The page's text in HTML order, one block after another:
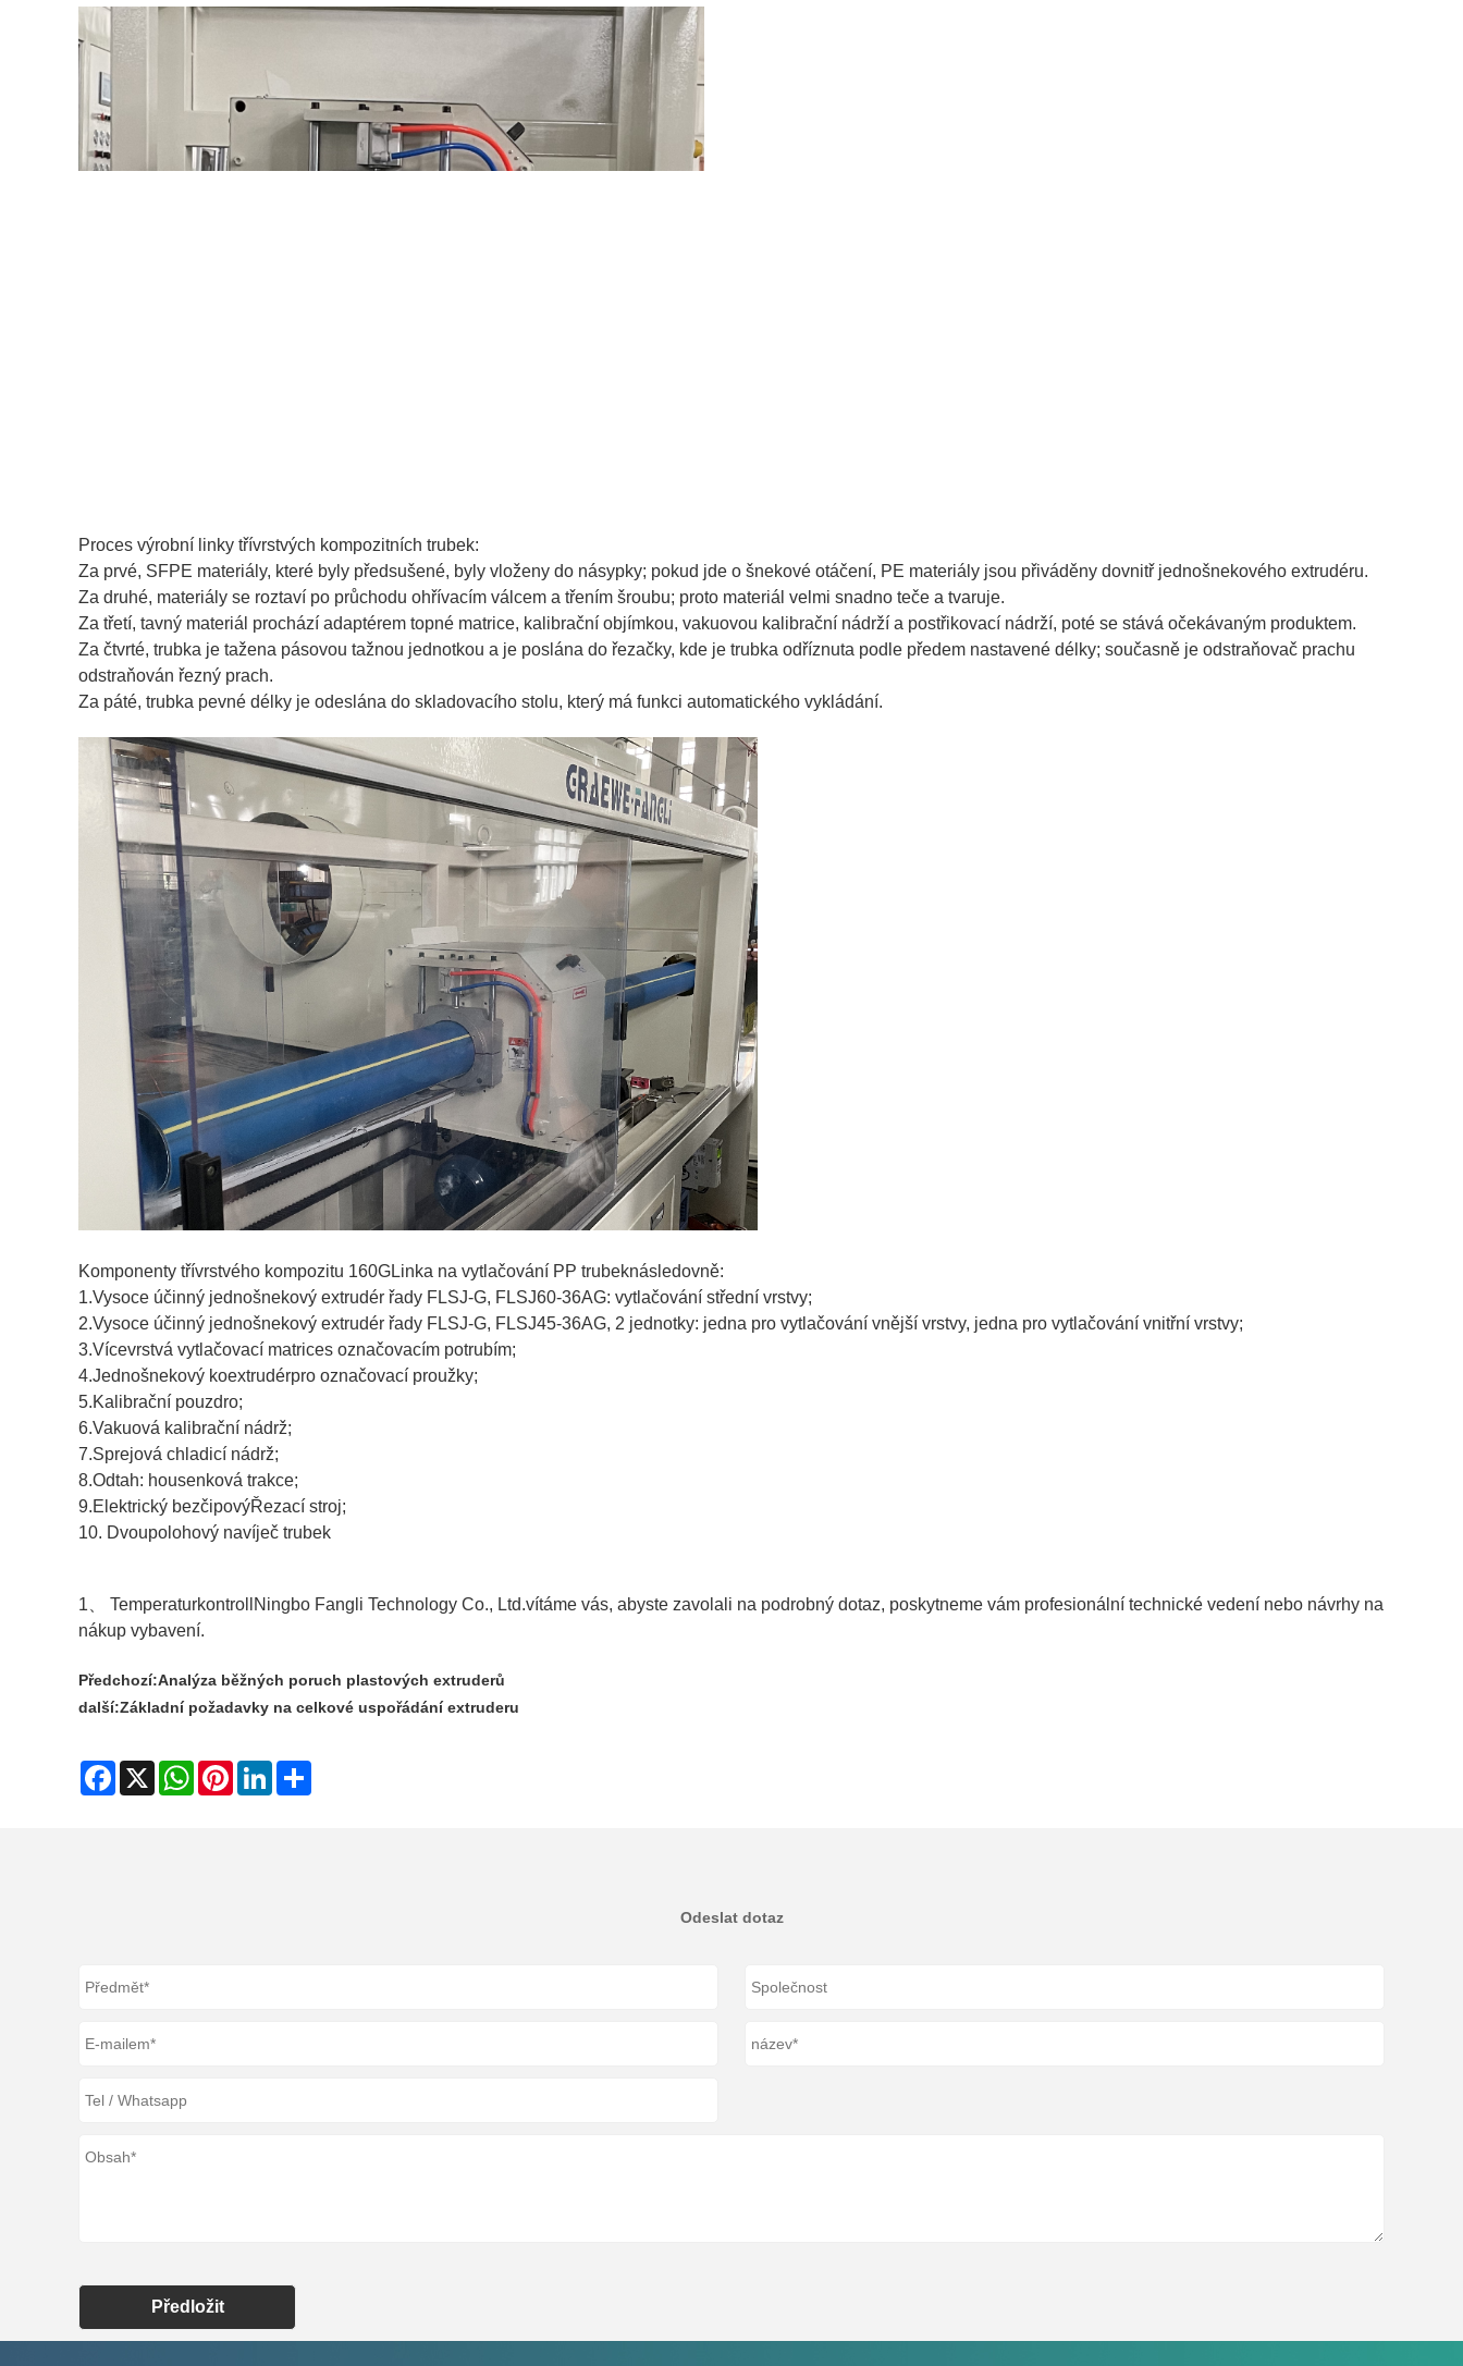
Proces výrobní linky třívrstvých kompozitních trubek:
Za prvé, SFPE materiály, které byly předsušené, byly vloženy do násypky; pokud jde o šnekové otáčení, PE materiály jsou přiváděny dovnitř jednošnekového extrudéru.
Za druhé, materiály se roztaví po průchodu ohřívacím válcem a třením šroubu; proto materiál velmi snadno teče a tvaruje.
Za třetí, tavný materiál prochází adaptérem topné matrice, kalibrační objímkou, vakuovou kalibrační nádrží a postřikovací nádrží, poté se stává očekávaným produktem.
Za čtvrté, trubka je tažena pásovou tažnou jednotkou a je poslána do řezačky, kde je trubka odříznuta podle předem nastavené délky; současně je odstraňovač prachu
odstraňován řezný prach.
Za páté, trubka pevné délky je odeslána do skladovacího stolu, který má funkci automatického vykládání.
Komponenty třívrstvého kompozitu 160GLinka na vytlačování PP trubeknásledovně:
1.Vysoce účinný jednošnekový extrudér řady FLSJ-G, FLSJ60-36AG: vytlačování střední vrstvy;
2.Vysoce účinný jednošnekový extrudér řady FLSJ-G, FLSJ45-36AG, 2 jednotky: jedna pro vytlačování vnější vrstvy, jedna pro vytlačování vnitřní vrstvy;
3.Vícevrstvá vytlačovací matrices označovacím potrubím;
4.Jednošnekový koextrudérpro označovací proužky;
5.Kalibrační pouzdro;
6.Vakuová kalibrační nádrž;
7.Sprejová chladicí nádrž;
8.Odtah: housenková trakce;
9.Elektrický bezčipovýŘezací stroj;
10. Dvoupolohový navíječ trubek
1、 Temperaturkontroll Ningbo Fangli Technology Co., Ltd.vítáme vás, abyste zavolali na podrobný dotaz, poskytneme vám profesionální technické vedení nebo návrhy na
nákup vybavení.
Předchozí:Analýza běžných poruch plastových extruderů
další:Základní požadavky na celkové uspořádání extruderu
Facebook
X WhatsAppPinterestLinkedIn
Odeslat dotaz
Předložit